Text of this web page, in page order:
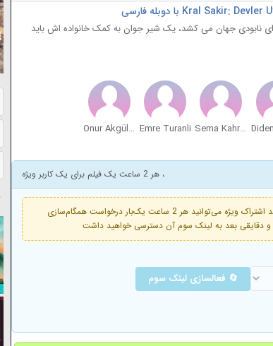
نابودی جهان می کشد، یک شیر جوان به کمک خانواده اش باید
Sema Kahriman
Emre Turanli
Onur Akgülgil
، هر 2 ساعت یک فیلم برای یک کاربر ویژه
فعال است. با خرید اشتراک ویژه می‌توانید هر 2 ساعت یک‌بار درخواست همگام‌سازی
🔄 فعالسازی لینک سوم